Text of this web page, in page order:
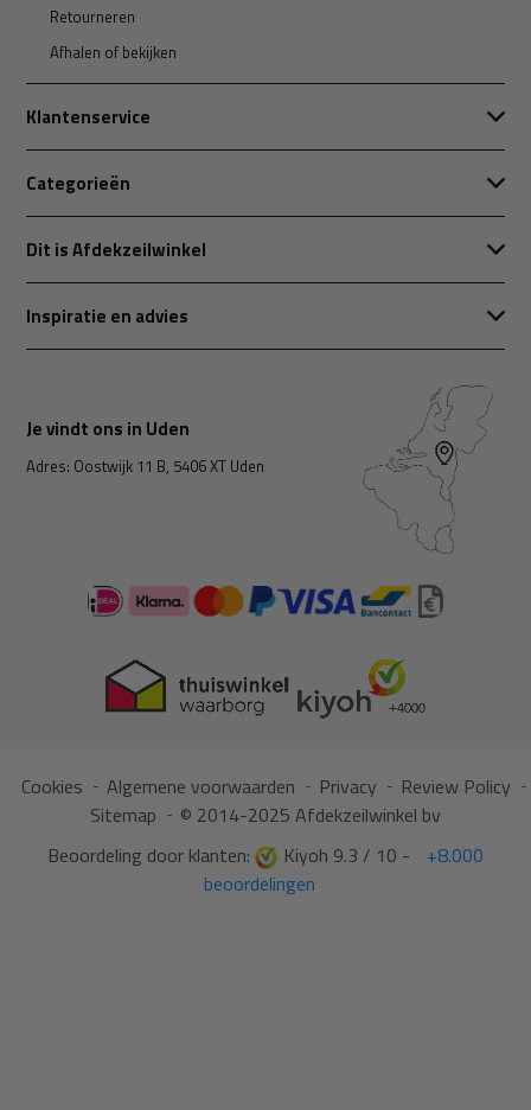
Retourneren
Afhalen of bekijken
Klantenservice
Categorieën
Dit is Afdekzeilwinkel
Inspiratie en advies
Je vindt ons in Uden
Adres: Oostwijk 11 B, 5406 XT Uden
Cookies Algemene voorwaarden Privacy
Review Policy
Sitemap
© 2014-2025 Afdekzeilwinkel bv
Beoordeling door klanten:
Kiyoh 9.3 / 10 -
+8.000
beoordelingen